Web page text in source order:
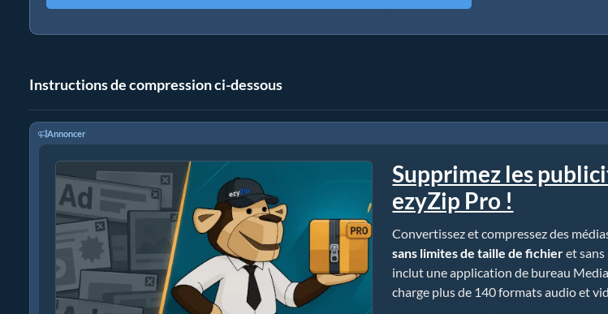
Instructions de compression ci-dessous
Annoncer
Supprimez les
ezyZip Pro !
Convertissez et compressez des
sans limites de taille de fichieret
inclut une application de bureau
charge plus de 140 formats audio et